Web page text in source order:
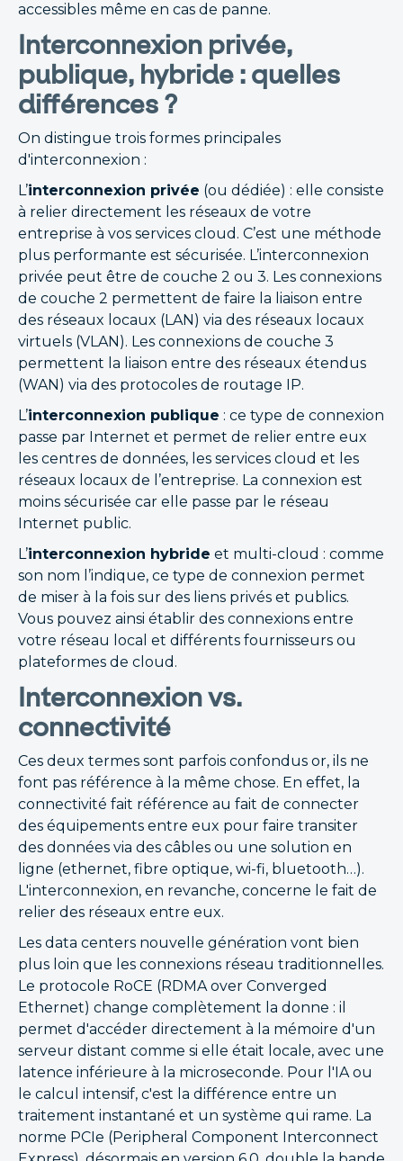
accessibles même en cas de panne.
Interconnexion privée,
publique, hybride : quelles
différences ?
On distingue trois formes principales
d'interconnexion :
L’interconnexion privée (ou dédiée) : elle consiste
à relier directement les réseaux de votre
entreprise à vos services cloud. C’est une méthode
plus performante est sécurisée. L’interconnexion
privée peut être de couche 2 ou 3. Les connexions
de couche 2 permettent de faire la liaison entre
des réseaux locaux (LAN) via des réseaux locaux
virtuels (VLAN). Les connexions de couche 3
permettent la liaison entre des réseaux étendus
(WAN) via des protocoles de routage IP.
L’interconnexion publique : ce type de connexion
passe par Internet et permet de relier entre eux
les centres de données, les services cloud et les
réseaux locaux de l’entreprise. La connexion est
moins sécurisée car elle passe par le réseau
Internet public.
L’interconnexion hybride et multi-cloud : comme
son nom l’indique, ce type de connexion permet
de miser à la fois sur des liens privés et publics.
Vous pouvez ainsi établir des connexions entre
votre réseau local et différents fournisseurs ou
plateformes de cloud.
Interconnexion vs.
connectivité
Ces deux termes sont parfois confondus or, ils ne
font pas référence à la même chose. En effet, la
connectivité fait référence au fait de connecter
des équipements entre eux pour faire transiter
des données via des câbles ou une solution en
ligne (ethernet, fibre optique, wi-fi, bluetooth…).
L'interconnexion, en revanche, concerne le fait de
relier des réseaux entre eux.
Les data centers nouvelle génération vont bien
plus loin que les connexions réseau traditionnelles.
Le protocole RoCE (RDMA over Converged
Ethernet) change complètement la donne : il
permet d'accéder directement à la mémoire d'un
serveur distant comme si elle était locale, avec une
latence inférieure à la microseconde. Pour l'IA ou
le calcul intensif, c'est la différence entre un
traitement instantané et un système qui rame. La
norme PCIe (Peripheral Component Interconnect